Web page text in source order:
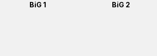
BiG 1 BiG 2